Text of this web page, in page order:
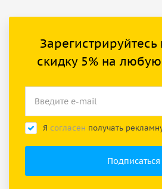
Зарегистрируйтесь
скидку 5% на
Я согласен получать